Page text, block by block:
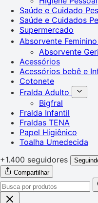
Saúde e Cuidado
Saúde e Cuidados
Supermercado
Absorvente Feminino
Absorvente
Acessórios
Acessórios bebê e
Cotonete
Fralda Adulto
Bigfral
Fralda Infantil
Fraldas TENA
Papel Higiênico
Toalha Umedecida
+1.400 seguidores
Compartilhar